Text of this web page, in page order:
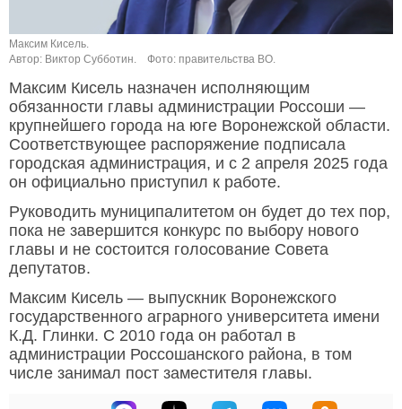
Максим Кисель.
Автор: Виктор Субботин.
Фото: правительства ВО.
Максим Кисель назначен исполняющим
обязанности главы администрации Россоши —
крупнейшего города на юге Воронежской области.
Соответствующее распоряжение подписала
городская администрация, и с 2 апреля 2025 года
он официально приступил к работе.
Руководить муниципалитетом он будет до тех пор,
пока не завершится конкурс по выбору нового
главы и не состоится голосование Совета
депутатов.
Максим Кисель — выпускник Воронежского
государственного аграрного университета имени
К.Д. Глинки. С 2010 года он работал в
администрации Россошанского района, в том
числе занимал пост заместителя главы.